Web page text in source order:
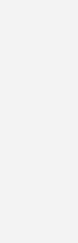
für
Turboverdichter
R1233zd(E) mit
der für
werden